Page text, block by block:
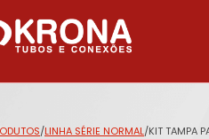
/LINHA SÉRIE NORMAL/KIT TAMPA